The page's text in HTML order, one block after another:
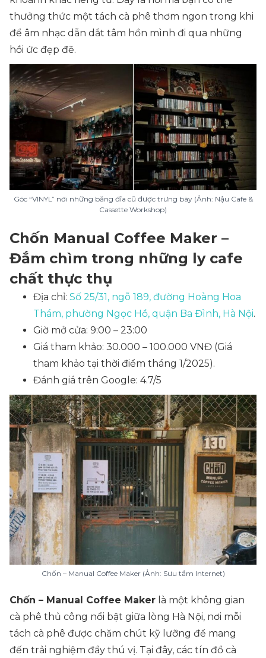
thưởng thức một tách cà phê thơm ngon trong khi
để âm nhạc dẫn dắt tâm hồn mình đi qua những
hồi ức đẹp đẽ.
Góc “VINYL” nơi những băng đĩa cũ được trưng bày (Ảnh: Nậu Cafe &
Cassette Workshop)
Chốn Manual Coffee Maker –
Đắm chìm trong những ly cafe
chất thực thụ
Địa chỉ: Số 25/31, ngõ 189, đường Hoàng Hoa
Thám, phường Ngọc Hồ, quận Ba Đình, Hà Nội.
Giờ mở cửa: 9:00 – 23:00
Giá tham khảo: 30.000 – 100.000 VNĐ (Giá
tham khảo tại thời điểm tháng 1/2025).
Đánh giá trên Google: 4.7/5
Chốn – Manual Coffee Maker (Ảnh: Sưu tầm Internet)
Chốn – Manual Coffee Maker là một không gian
cà phê thủ công nổi bật giữa lòng Hà Nội, nơi mỗi
tách cà phê được chăm chút kỹ lưỡng để mang
đến trải nghiệm đầy thú vị. Tại đây, các tín đồ cà